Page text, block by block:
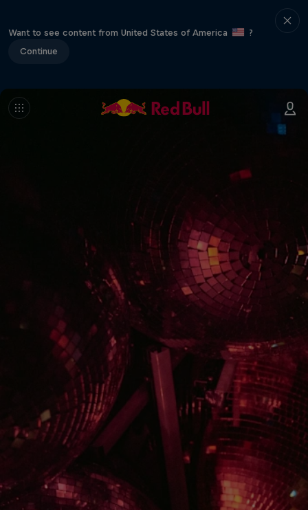
Want to see content from United States of America
?
Continue